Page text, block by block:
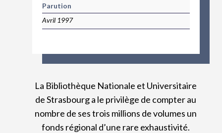
Parution
Avril 1997
La Bibliothèque Nationale et Universitaire
de Strasbourg a le privilège de compter au
nombre de ses trois millions de volumes un
fonds régional d’une rare exhaustivité.